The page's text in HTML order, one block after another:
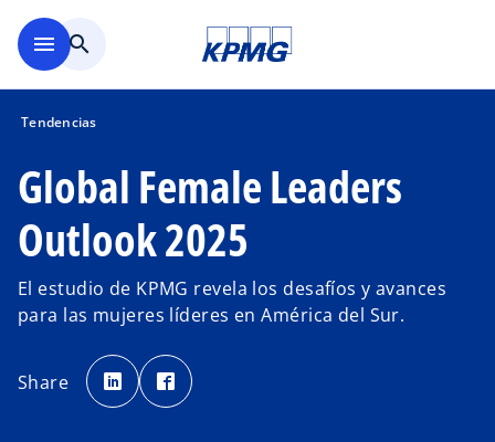
menu search
Tendencias
Global Female Leaders
Outlook 2025
El estudio de KPMG revela los desafíos y avances
para las mujeres líderes en América del Sur.
Share e
a
b
e
a